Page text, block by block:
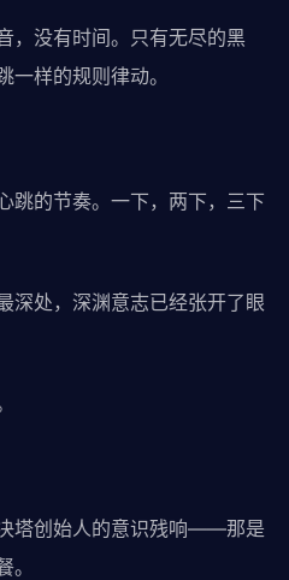
，没有时间。只有无尽的黑
一样的规则律动。
跳的节奏。一下，两下，三下
深处，深渊意志已经张开了眼
塔创始人的意识残响——那是